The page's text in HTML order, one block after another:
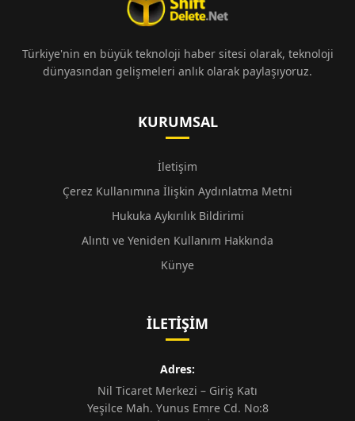
Türkiye'nin en büyük teknoloji haber sitesi olarak, teknoloji
dünyasından gelişmeleri anlık olarak paylaşıyoruz.
KURUMSAL
İletişim
Çerez Kullanımına İlişkin Aydınlatma Metni
Hukuka Aykırılık Bildirimi
Alıntı ve Yeniden Kullanım Hakkında
Künye
İLETIŞIM
Adres:
Nil Ticaret Merkezi – Giriş Katı
Yeşilce Mah. Yunus Emre Cd. No:8